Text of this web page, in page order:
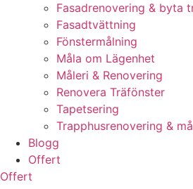
Fasadrenovering & byta
Fasadtvättning
Fönstermålning
Måla om Lägenhet
Måleri & Renovering
Renovera Träfönster
Tapetsering
Trapphusrenovering &
Blogg
Offert
Offert